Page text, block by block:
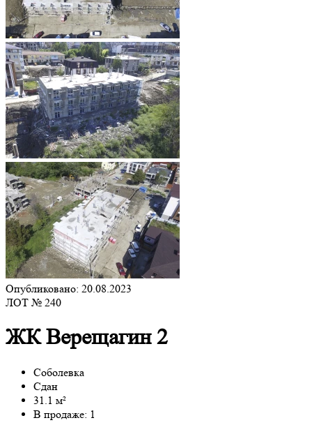
Опубликовано: 20.08.2023
ЛОТ № 240
ЖК Верещагин 2
Соболевка
Сдан
31.1 м²
В продаже: 1